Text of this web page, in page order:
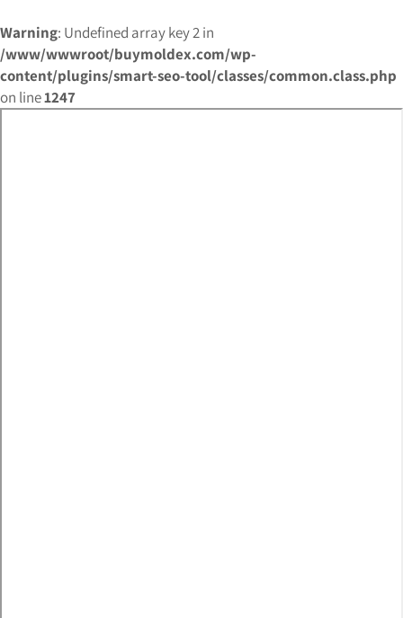
Warning: Undefined array key 2 in
/www/wwwroot/buymoldex.com/wp-
content/plugins/smart-seo-tool/classes/common.class.php
on line1247